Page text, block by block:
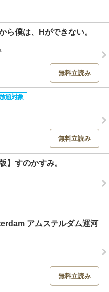
ら僕は、Hができない。
無料立読み
無料立読み
】すのかすみ。
アムステルダム運河
無料立読み